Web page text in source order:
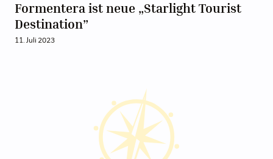
Formentera ist neue „Starlight Tourist
Destination”
11. Juli 2023